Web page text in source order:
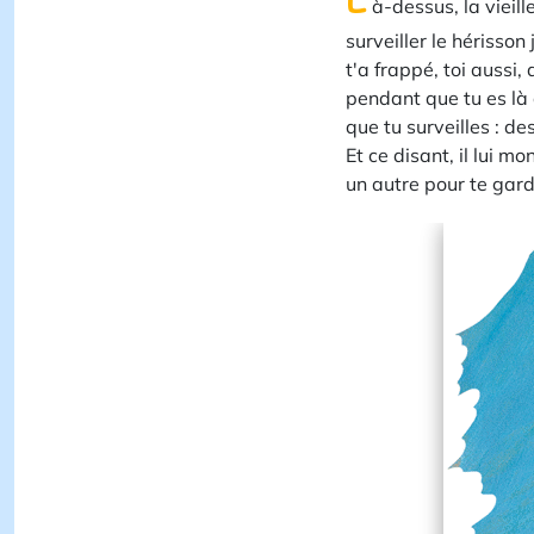
à-dessus, la
surveiller le
t'a frappé, toi aussi,
pendant que tu es
que tu surveilles :
Et ce disant, il lui
un autre pour te